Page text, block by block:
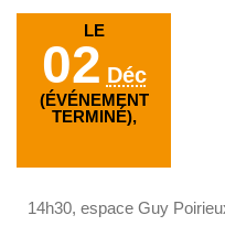
LE
02 Déc
(ÉVÉNEMENT
TERMINÉ),
14h30, espace Guy